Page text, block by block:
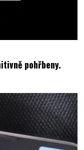
pohřbeny.